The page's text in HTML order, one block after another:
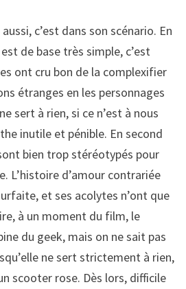
c’est dans son scénario. En
de base très simple, c’est
ont cru bon de la complexifier
étranges en les personnages
sert à rien, si ce n’est à nous
inutile et pénible. En second
bien trop stéréotypés pour
L’histoire d’amour contrariée
et ses acolytes n’ont que
à un moment du film, le
du geek, mais on ne sait pas
ne sert strictement à rien,
scooter rose. Dès lors, difficile